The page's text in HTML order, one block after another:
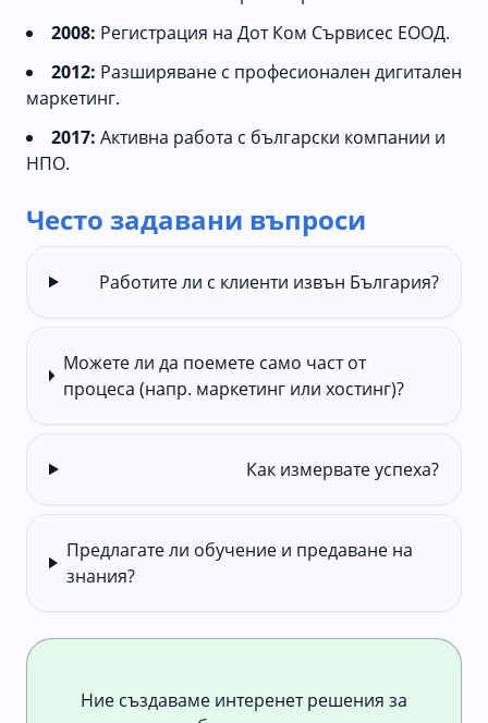
2008: Регистрация на Дот Ком Сървисес ЕООД.
2012: Разширяване с професионален дигитален
маркетинг.
2017: Активна работа с български компании и
НПО.
Често задавани въпроси
Работите ли с клиенти извън България?
Можете ли да поемете само част от
процеса (напр. маркетинг или хостинг)?
Как измервате успеха?
Предлагате ли обучение и предаване на
знания?
Ние създаваме интеренет решения за